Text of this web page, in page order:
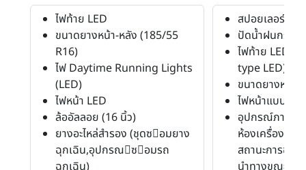
ไฟท้าย LED
ขนาดยางหน้า-หลัง (185/55
R16)
ไฟ Daytime Running Lights
(LED)
ไฟหน้า LED
ล้ออัลลอย (16 นิ้ว)
ยางอะไหล่สำรอง (ชุดซอมยาง
ฉุกเฉิน,อุปกรณซอมรถ
ฉุกเฉิน)
สปอยเลอร์หลัง
ปัดน้ำฝนกระจ
ไฟท้าย LED (
type LED)
ขนาดยางหน้า
ไฟหน้าแบบโปร
อุปกรณ์ภายน
ห้องเครื่องด้า
สถานะการชาร์
นำทางขณะดับ